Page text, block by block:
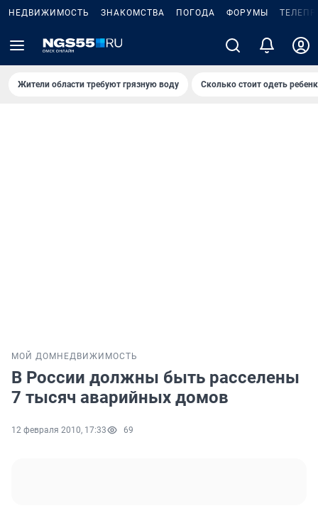
НЕДВИЖИМОСТЬ ЗНАКОМСТВА ПОГОДА ФОРУМЫ
Жители области требуют грязную воду Сколько стоит одеть
МОЙ ДОМ НЕДВИЖИМОСТЬ
В России должны быть расселены
7 тысяч аварийных домов
12 февраля 2010, 17:33 69